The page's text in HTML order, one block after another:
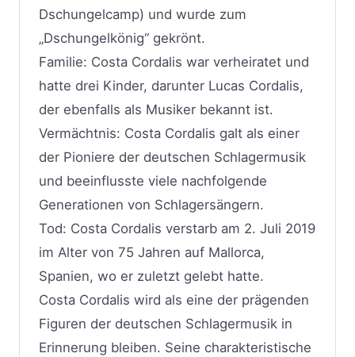
Dschungelcamp) und wurde zum
„Dschungelkönig“ gekrönt.
Familie: Costa Cordalis war verheiratet und
hatte drei Kinder, darunter Lucas Cordalis,
der ebenfalls als Musiker bekannt ist.
Vermächtnis: Costa Cordalis galt als einer
der Pioniere der deutschen Schlagermusik
und beeinflusste viele nachfolgende
Generationen von Schlagersängern.
Tod: Costa Cordalis verstarb am 2. Juli 2019
im Alter von 75 Jahren auf Mallorca,
Spanien, wo er zuletzt gelebt hatte.
Costa Cordalis wird als eine der prägenden
Figuren der deutschen Schlagermusik in
Erinnerung bleiben. Seine charakteristische